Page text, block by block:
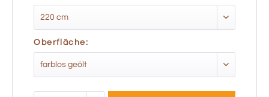
Oberfläche: